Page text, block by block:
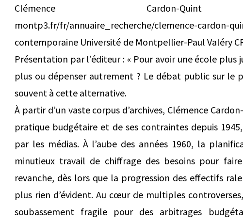
Clémence Cardon-Quint
montp3.fr/fr/annuaire_recherche/clemence-
contemporaine Université de Montpellier-Paul Valéry
Présentation par l’éditeur : « Pour avoir une école
plus ou dépenser autrement ? Le débat public sur le
souvent à cette alternative.
À partir d’un vaste corpus d’archives, Clémence
pratique budgétaire et de ses contraintes depuis
par les médias. À l’aube des années 1960, la
minutieux travail de chiffrage des besoins pour
revanche, dès lors que la progression des effectifs
plus rien d’évident. Au cœur de multiples
soubassement fragile pour des arbitrages